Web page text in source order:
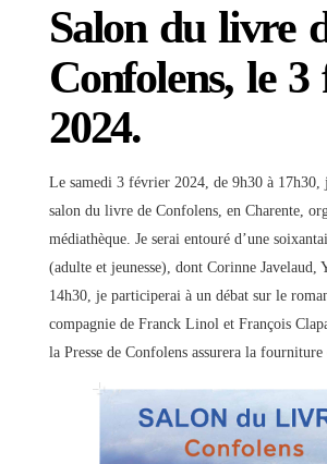
Salon du livre
Confolens, le
2024.
Le samedi 3 février 2024, de 9h30 à 17h30,
salon du livre de Confolens, en Charente,
médiathèque. Je serai entouré d’une
(adulte et jeunesse), dont Corinne Javelaud,
14h30, je participerai à un débat sur le
compagnie de Franck Linol et François
la Presse de Confolens assurera la fourniture